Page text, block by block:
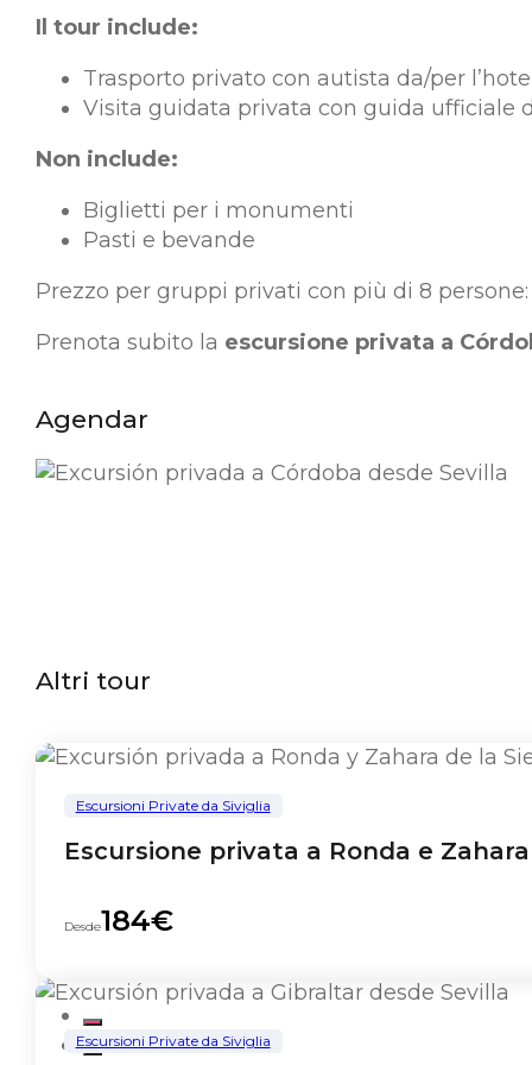
Il tour include:
Trasporto privato con autista da/per
Visita guidata privata con guida ufficiale
Non include:
Biglietti per i monumenti
Pasti e bevande
Prezzo per gruppi privati con più di 8
Prenota subito la escursione privata a
Agendar
Altri tour
Escursioni Private da Siviglia
Escursione privata a Ronda e
Desde184€
Escursioni Private da Siviglia